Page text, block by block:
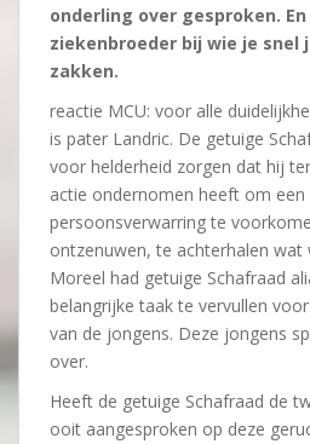
onderling over gesproken.
ziekenbroeder bij wie je snel
zakken.
reactie MCU: voor alle
is pater Landric. De getuige
voor helderheid zorgen dat hij
actie ondernomen heeft om een
persoonsverwarring te
ontzenuwen, te achterhalen wat
Moreel had getuige Schafraad
belangrijke taak te vervullen
van de jongens. Deze jongens
over.
Heeft de getuige Schafraad de
ooit aangesproken op deze